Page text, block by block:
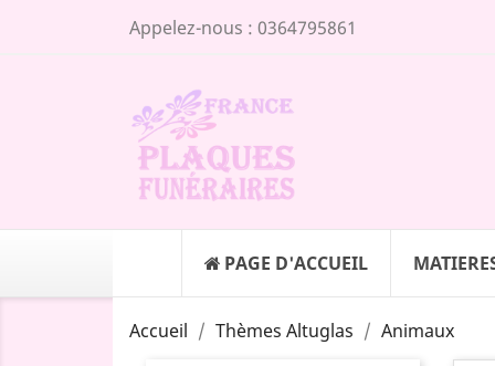
Appelez-nous : 0364795861
PAGE D'ACCUEIL
Accueil Thèmes Altuglas Animaux